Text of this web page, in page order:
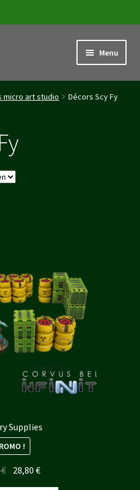
Menu
micro art studio Décors Scy Fy
Supplies
!
€ Le28,80€Le